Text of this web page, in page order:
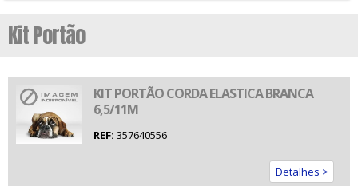
Kit Portão
KIT PORTÃO CORDA ELASTICA BRANCA
6,5/11M
REF: 357640556
Detalhes >